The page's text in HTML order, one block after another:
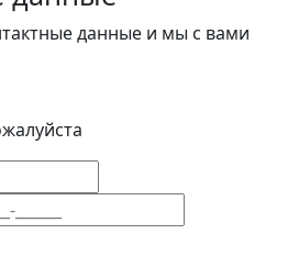
данные и мы с вами